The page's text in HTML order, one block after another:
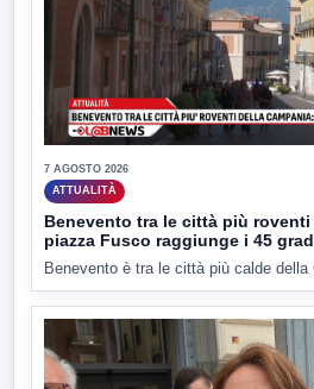
7 AGOSTO 2026
ATTUALITÀ
Benevento tra le città più roventi
piazza Fusco raggiunge i 45
Benevento è tra le città più calde della